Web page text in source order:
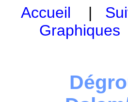
Accueil |
Graphiques